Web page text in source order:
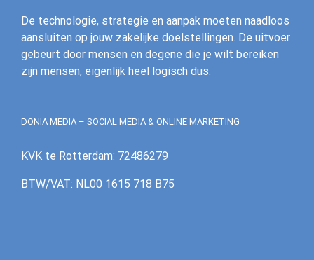
De technologie, strategie en aanpak moeten naadloos
aansluiten op jouw zakelijke doelstellingen. De uitvoer
gebeurt door mensen en degene die je wilt bereiken
zijn mensen, eigenlijk heel logisch dus.
DONIA MEDIA – SOCIAL MEDIA & ONLINE MARKETING
KVK te Rotterdam: 72486279
BTW/VAT: NL00 1615 718 B75